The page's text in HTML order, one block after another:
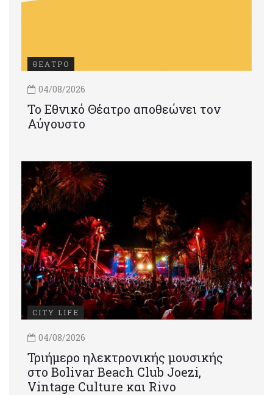
ΘΕΑΤΡΟ
04/08/2026
Το Εθνικό Θέατρο αποθεώνει τον
Αύγουστο
CITY LIFE
04/08/2026
Τριήμερο ηλεκτρονικής μουσικής
στο Bolivar Beach Club Joezi,
Vintage Culture και Rivo